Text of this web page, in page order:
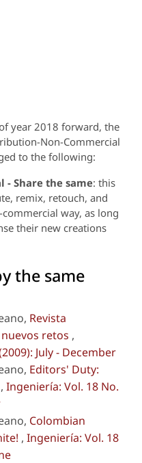
year 2018 forward, the
Non-Commercial
to the following:
- Share the same: this
remix, retouch, and
way, as long
their new creations
the same
Revista
nuevos retos ,
July - December
Editors' Duty:
, Ingeniería: Vol. 18 No.
Colombian
, Ingeniería: Vol. 18